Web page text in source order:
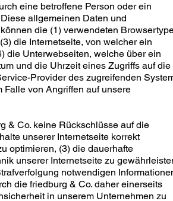
eine betroffene Person oder ein
allgemeinen Daten und
die (1) verwendeten
die Internetseite, von welcher ein
die Unterwebseiten, welche über ein
und die Uhrzeit eines Zugriffs auf die
Provider des zugreifenden
Falle von Angriffen auf unsere
& Co. keine Rückschlüsse auf die
unserer Internetseite korrekt
optimieren, (3) die dauerhafte
unserer Internetseite zu
notwendigen
die friedburg & Co. daher einerseits
in unserem Unternehmen zu